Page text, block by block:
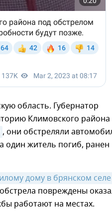
область. Губернатор
Климовского района
, они обстреляли
один житель погиб, ранен
дому в брянском селе
повреждены
работают на местах.